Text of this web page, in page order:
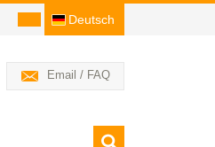
Deutsch
Email / FAQ